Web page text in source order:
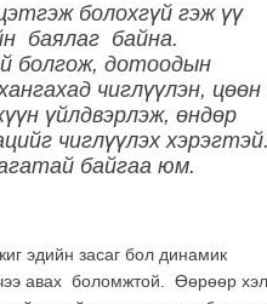
болохгүй гэж үү
баялаг байна.
болгож, дотоодын
чиглүүлэн, цөөн
үйлдвэрлэж, өндөр
чиглүүлэх хэрэгтэй.
байгаа юм.
эдийн засаг бол динамик
авах боломжтой. Өөрөөр